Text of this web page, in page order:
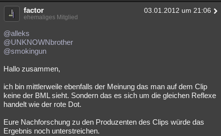
factor 03.01.2012 um 21:06
ehemaliges Mitglied
@alleks
@UNKNOWNbrother
@smokingun
Hallo zusammen,
ich bin mittlerweile ebenfalls der Meinung das man auf dem Clip
keine der BML sieht. Sondern das es sich um die gleichen Reflexe
handelt wie der rote Dot.
Eure Nachforschung zu den Produzenten des Clips würde das
Ergebnis noch unterstreichen.